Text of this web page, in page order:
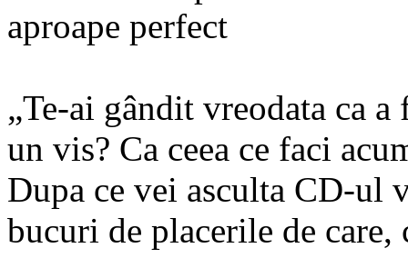
aproape perfect
„Te-ai gândit vreodata ca a
un vis? Ca ceea ce faci
Dupa ce vei asculta CD-ul
bucuri de placerile de care,